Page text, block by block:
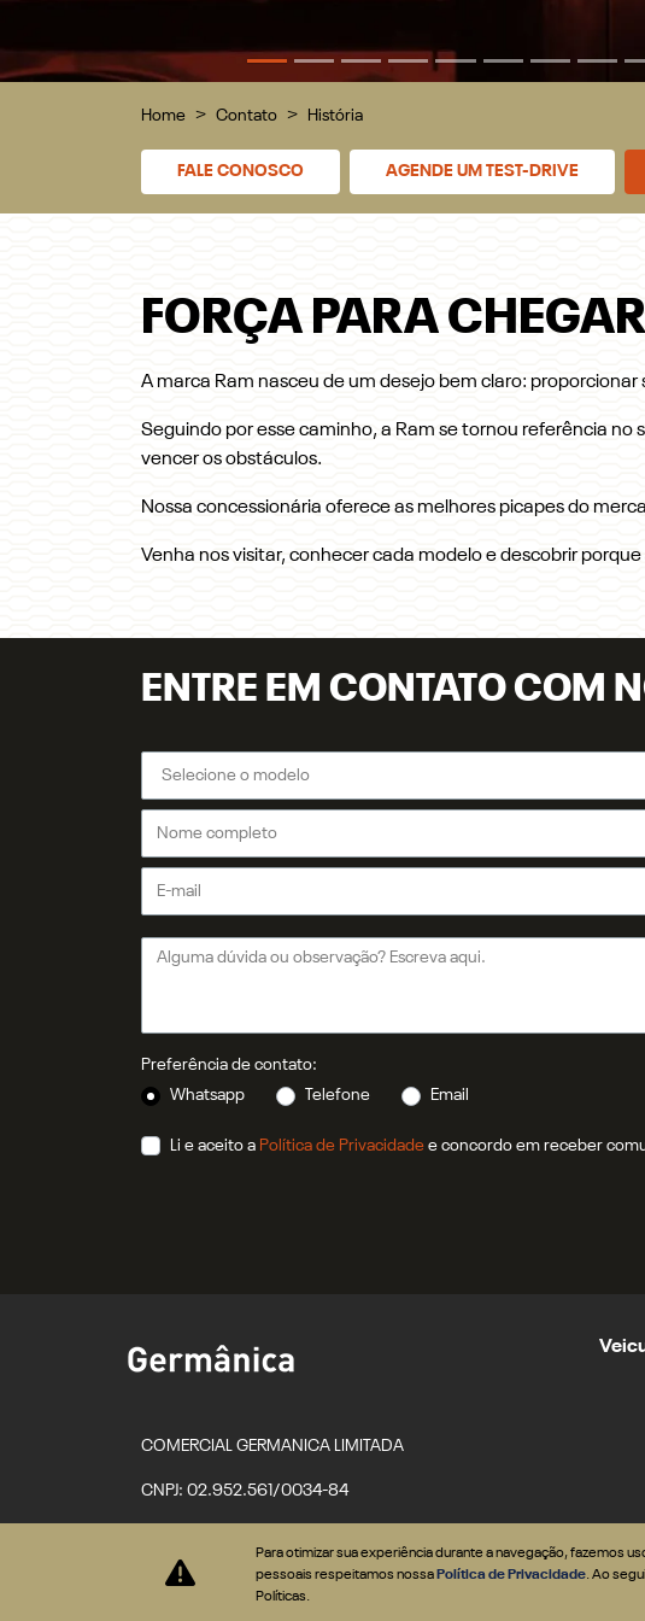
Home Contato História
FALE CONOSCO AGENDE UM TEST-DRIVE
FORÇA PARA
A marca Ram nasceu de um desejo bem claro:
Seguindo por esse caminho, a Ram se tornou referência
vencer os obstáculos.
Nossa concessionária oferece as melhores picapes do
Venha nos visitar, conhecer cada modelo e descobrir
ENTRE EM CONTATO COM
Preferência de contato:
Whatsapp
Telefone Email
Li e aceito a Política de Privacidade e concordo em receber
COMERCIAL GERMANICA LIMITADA
CNPJ: 02.952.561/0034-84
Desacelere. Seu bem maior é a vida.
Para otimizar sua experiência durante a navegação, fazemos
pessoais respeitamos nossa Política de Privacidade. Ao
Políticas.